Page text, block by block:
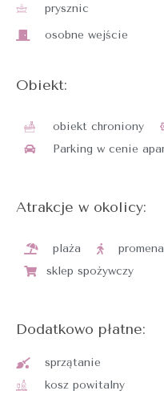
prysznic
osobne wejście
Obiekt:
obiekt chroniony
Parking w cenie
Atrakcje w okolicy:
plaża
sklep spożywczy
Dodatkowo płatne:
sprzątanie
kosz powitalny